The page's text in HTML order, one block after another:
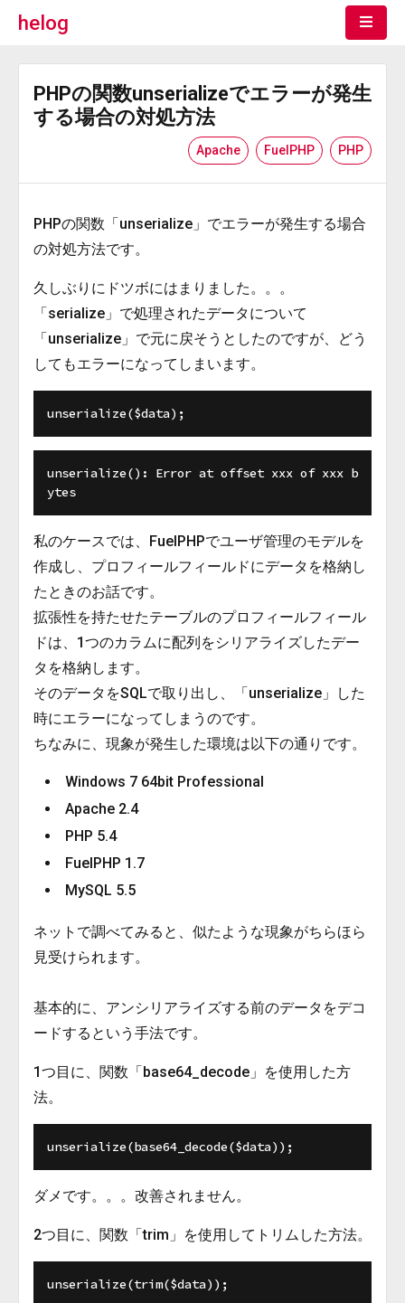
helog
PHPの関数unserializeでエラーが発生
する場合の対処方法
Apache FuelPHP PHP
PHPの関数「unserialize」でエラーが発生する場合
の対処方法です。
久しぶりにドツボにはまりました。。。
「serialize」で処理されたデータについて
「unserialize」で元に戻そうとしたのですが、どう
してもエラーになってしまいます。
unserialize(): Error at offset xxx of xxx b
私のケースでは、FuelPHPでユーザ管理のモデルを
作成し、プロフィールフィールドにデータを格納し
たときのお話です。
拡張性を持たせたテーブルのプロフィールフィール
ドは、1つのカラムに配列をシリアライズしたデー
タを格納します。
そのデータをSQLで取り出し、「unserialize」した
時にエラーになってしまうのです。
ちなみに、現象が発生した環境は以下の通りです。
Windows 7 64bit Professional
Apache 2.4
PHP 5.4
FuelPHP 1.7
MySQL 5.5
ネットで調べてみると、似たような現象がちらほら
見受けられます。
基本的に、アンシリアライズする前のデータをデコ
ードするという手法です。
1つ目に、関数「base64_decode」を使用した方
法。
ダメです。。。改善されません。
2つ目に、関数「trim」を使用してトリムした方法。